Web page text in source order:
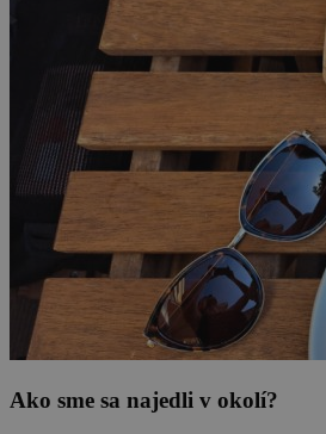
Ako sme sa najedli v okolí?